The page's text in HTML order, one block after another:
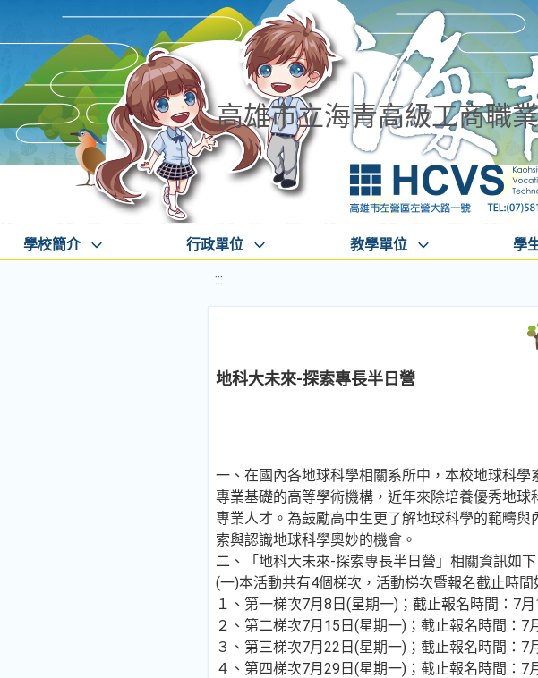
高雄市立海青高級工商職
學校簡介 行政單位 教學單位 學
:::
地科大未來-探索專長半日營
一、在國內各地球科學相關系所中，本校地球科
專業基礎的高等學術機構，近年來除培養優秀地
專業人才。為鼓勵高中生更了解地球科學的範疇
索與認識地球科學奧妙的機會。
二、「地科大未來-探索專長半日營」相關資訊如下
(一)本活動共有4個梯次，活動梯次暨報名截止時間
１、第一梯次7月8日(星期一)；截止報名時間：7月
２、第二梯次7月15日(星期一)；截止報名時間：7
３、第三梯次7月22日(星期一)；截止報名時間：7
４、第四梯次7月29日(星期一)；截止報名時間：7